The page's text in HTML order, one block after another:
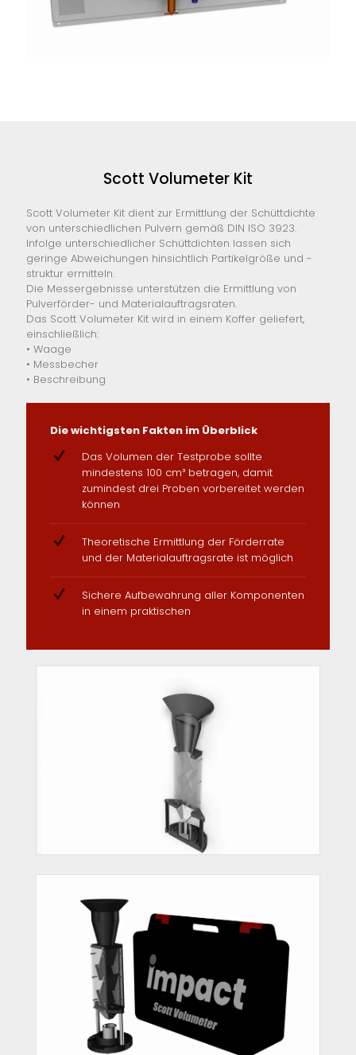
Scott Volumeter Kit
Scott Volumeter Kit dient zur Ermittlung der Schüttdichte
von unterschiedlichen Pulvern gemäß DIN ISO 3923.
Infolge unterschiedlicher Schüttdichten lassen sich
geringe Abweichungen hinsichtlich Partikelgröße und -
struktur ermitteln.
Die Messergebnisse unterstützen die Ermittlung von
Pulverförder- und Materialauftragsraten.
Das Scott Volumeter Kit wird in einem Koffer geliefert,
einschließlich:
• Waage
• Messbecher
• Beschreibung
Die wichtigsten Fakten im Überblick
Das Volumen der Testprobe sollte
mindestens 100 cm³ betragen, damit
zumindest drei Proben vorbereitet werden
können
Theoretische Ermittlung der Förderrate
und der Materialauftragsrate ist möglich
Sichere Aufbewahrung aller Komponenten
in einem praktischen